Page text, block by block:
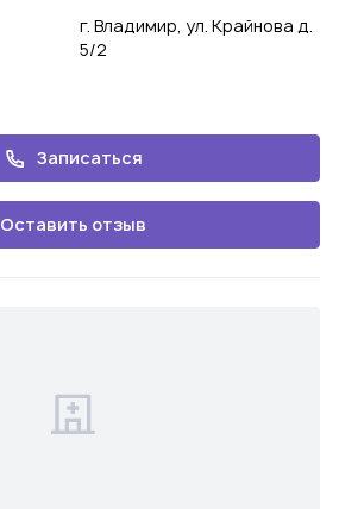
г. Владимир, ул. Крайнова д.
5/2
Записаться
Оставить отзыв